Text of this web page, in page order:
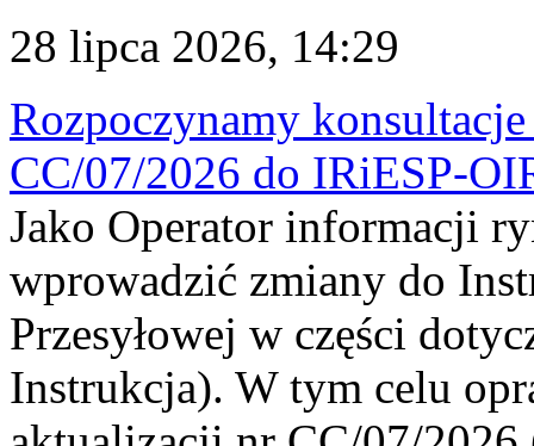
28 lipca 2026, 14:29
Rozpoczynamy
CC/07/2026 do IRiESP-
Jako Operator informacji
wprowadzić zmiany do
Przesyłowej w części
Instrukcja). W tym celu